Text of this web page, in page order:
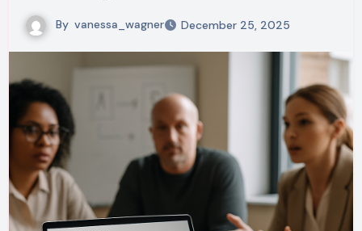
By vanessa_wagner December 25, 2025